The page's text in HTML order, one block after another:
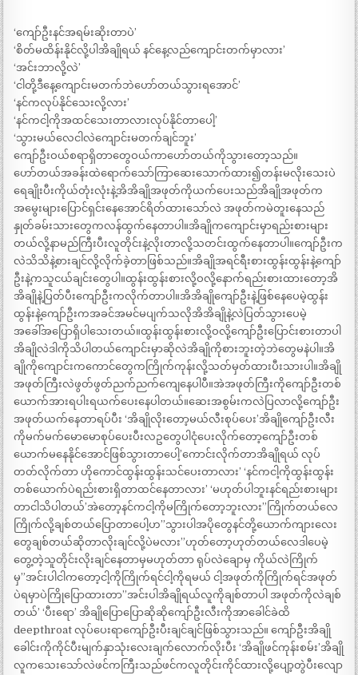
‘ကျော်ဦးနင်အရမ်းဆိုးတာပဲ’
‘စိတ်မထိန်းနိုင်လို့ပါအိချိုရယ် နင်နေ့လည်ကျောင်းတက်မှာလား’
‘အင်းဘာလို့လဲ’
‘ငါတို့ဒီနေ့ကျောင်းမတက်ဘဲဟော်တယ်သွားရအောင်’
‘နင်ကလုပ်နိုင်သေးလို့လား’
‘နင်ကငါ့ကိုအထင်သေးတာလားလုပ်နိုင်တာပေါ့’
‘သွားမယ်လေငါလဲကျောင်းမတက်ချင်ဘူး’
ကျော်ဦးဝယ်စရာရှိတာတွေဝယ်ကာဟော်တယ်ကိုသွားတော့သည်။
ဟော်တယ်အခန်းထဲရောက်သော်ကြာဆေးသောက်ထား၍တန်းမလိုးသေးပဲ
ရေချိုးပီးကိုယ်တုံးလုံးနဲ့အိအိချိုအဖုတ်ကိုယက်ပေးသည်အိချိုအဖုတ်က
အမွေးများပြောင်ရှင်းနေအောင်ရိတ်ထားသော်လဲ အဖုတ်ကမဲတူးနေသည်
နှုတ်ခမ်းသားတွေကလန်ထွက်နေတာပါ။အိချိုကကျောင်းမှာရည်းစားများ
တယ်လို့နာမည်ကြီးပီးလူတိုင်းနဲ့လိုးတာလို့သတင်းထွက်နေတာပါ။ကျော်ဦးက
လဲသိသိနဲ့စားချင်လို့လိုက်ခဲ့တာဖြစ်သည်။အိချိုအရင်ရီးစားထွန်းထွန်းနဲ့ကျော်
ဦးနဲ့ကသူငယ်ချင်းတွေပါ။ထွန်းထွန်းစားလို့ဝလို့နောက်ရည်းစားထားတော့အိ
အိချိုနဲ့ပြတ်ပီးကျော်ဦးကလိုက်တာပါ။အိအိချိုကျော်ဦးနဲ့ဖြစ်နေပေမဲ့ထွန်း
ထွန်းနဲ့ကျော်ဦးကအခင်အမင်မပျက်သလိုအိအိချိုနဲ့လဲပြတ်သွားပေမဲ့
အခေါ်အပြောရှိပါသေးတယ်။ထွန်းထွန်းစားလို့ဝလို့ကျော်ဦးပြောင်းစားတာပါ
အိချိုလဲဒါကိုသိပါတယ်ကျောင်းမှာဆိုလဲအိချိုကိုစားဘူးတဲ့ဘဲတွေမနဲပါ။အိ
ချိုကိုကျောင်းကကောင်တွေကကြိုက်ကုန်းလို့သတ်မှတ်ထားပီးသားပါ။အိချို
အဖုတ်ကြီးလဲဖွတ်ဖွတ်ညက်ညက်ကျေနေပါပီ။အဲအဖုတ်ကြီးကိုကျော်ဦးတစ်
ယောက်အားရပါးရယက်ပေးနေပါတယ်။ဆေးအစွမ်းကလဲပြလာလို့ကျော်ဦး
အဖုတ်ယက်နေတာရပ်ပီး ‘အိချိုလိုးတော့မယ်လီးစုပ်ပေး’အိချိုကျော်ဦးလီး
ကိုမက်မက်မောမောစုပ်ပေးပီးလဥတွေပါငုံပေးလိုက်တော့ကျော်ဦးတစ်
ယောက်မနေနိုင်အောင်ဖြစ်သွားတာပေါ့’ကောင်းလိုက်တာအိချိုရယ် လုပ်
တတ်လိုက်တာ ဟိုကောင်ထွန်းထွန်းသင်ပေးတာလား’ ‘နင်ကငါ့ကိုထွန်းထွန်း
တစ်ယောက်ပဲရည်းစားရှိတာထင်နေတာလား’ ‘မဟုတ်ပါဘူးနင်ရည်းစားများ
တာငါသိပါတယ်’အဲတော့နင်ကငါ့ကိုမကြိုက်တော့ဘူးလား”ကြိုက်တယ်လေ
ကြိုက်လို့ချစ်တယ်ပြောတာပေါ့ဟ”သွားပါအပိုတွေနင်တို့ယောက်ကျားလေး
တွေချစ်တယ်ဆိုတာလိုးချင်လို့ပဲမလား”ဟုတ်တော့ဟုတ်တယ်လေဒါပေမဲ့
တွေ့တဲ့သူတိုင်းလိုးချင်နေတာမှမဟုတ်တာ ရုပ်လဲချောမှ ကိုယ်လဲကြိုက်
မှ”အင်းပါငါကတော့ငါ့ကိုကြိုက်ရင်ငါ့ကိုရမယ် ငါ့အဖုတ်ကိုကြိုက်ရင်အဖုတ်
ပဲရမှာပဲကြိုပြောထားတာ”အင်းပါအိချိုရယ်လူကိုချစ်တာပါ အဖုတ်ကိုလဲချစ်
တယ်’ ‘ပီးရော’ အိချိုပြောပြောဆိုဆိုကျော်ဦးလီးကိုအာခေါင်ခဲထိ
deepthroat လုပ်ပေးရာကျော်ဦးပီးချင်ချင်ဖြစ်သွားသည်။ ကျော်ဦးအိချို
ခေါင်းကိုကိုင်ပီးမျက်နှာသုံးလေးချက်လောက်လိုးပီး ‘အိချိုဖင်ကုန်းစမ်း’အိချို
လူကသေးသော်လဲဖင်ကကြီးသည်ဖင်ကလူတိုင်းကိုင်ထားလို့ပျော့တွဲပီးလျော